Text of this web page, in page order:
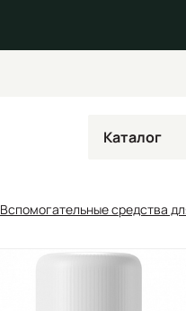
Каталог
Вспомогательные средства